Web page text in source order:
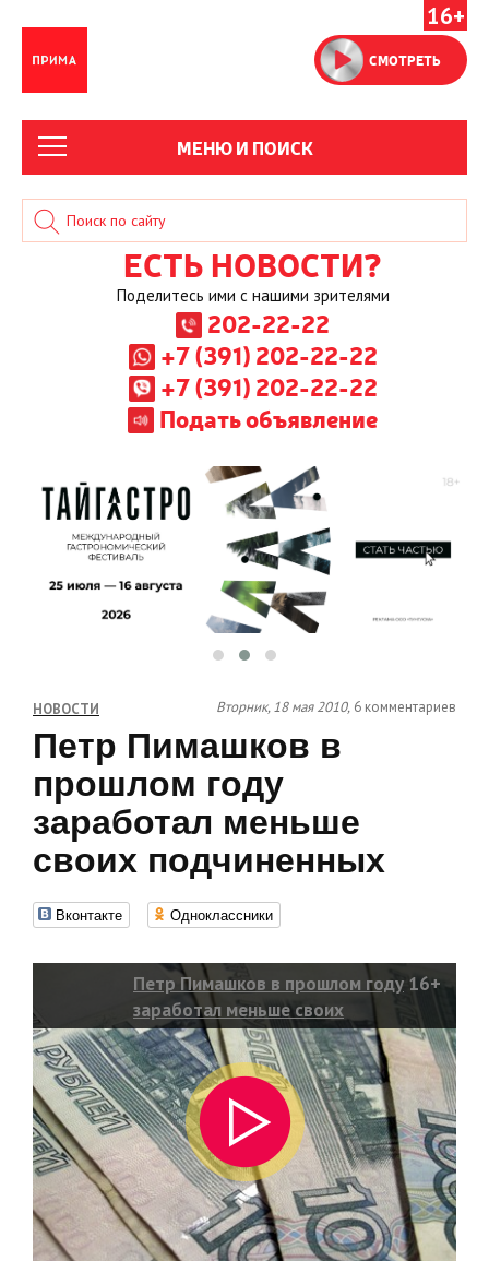
16+
СМОТРЕТЬ
МЕНЮ И ПОИСК
ЕСТЬ НОВОСТИ?
Поделитесь ими с нашими зрителями
202-22-22
+7 (391) 202-22-22
+7 (391) 202-22-22
Подать объявление
НОВОСТИ Вторник, 18 мая 2010, 6 комментариев
Петр Пимашков в
прошлом году
заработал меньше
своих подчиненных
Вконтакте Одноклассники
Петр Пимашков в прошлом году
заработал меньше своих
подчиненных
16+